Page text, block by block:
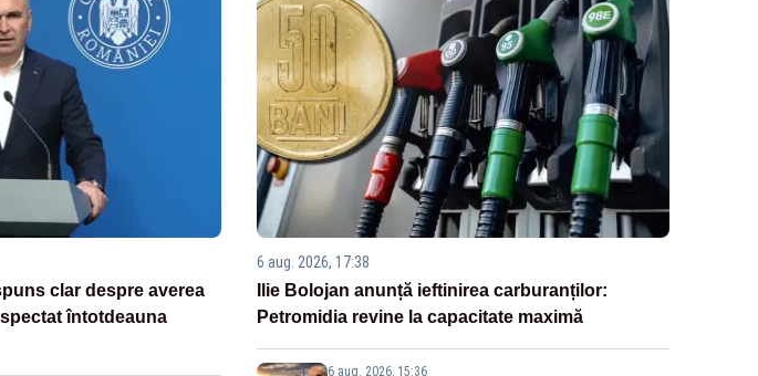
clar despre averea
întotdeauna
6 aug. 2026, 17:38
Ilie Bolojan anunță ieftinirea carburanților:
Petromidia revine la capacitate maximă
6 aug. 2026, 15:36